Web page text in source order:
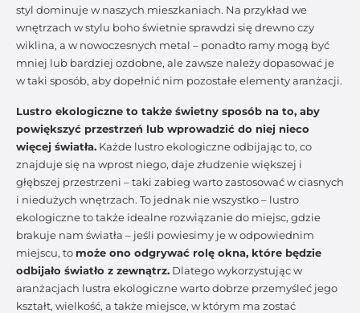
styl dominuje w naszych mieszkaniach. Na przykład we
wnętrzach w stylu boho świetnie sprawdzi się drewno czy
wiklina, a w nowoczesnych metal – ponadto ramy mogą być
mniej lub bardziej ozdobne, ale zawsze należy dopasować je
w taki sposób, aby dopełnić nim pozostałe elementy aranżacji.
Lustro ekologiczne to także świetny sposób na to, aby
powiększyć przestrzeń lub wprowadzić do niej nieco
więcej światła. Każde lustro ekologiczne odbijając to, co
znajduje się na wprost niego, daje złudzenie większej i
głębszej przestrzeni – taki zabieg warto zastosować w ciasnych
i niedużych wnętrzach. To jednak nie wszystko – lustro
ekologiczne to także idealne rozwiązanie do miejsc, gdzie
brakuje nam światła – jeśli powiesimy je w odpowiednim
miejscu, to może ono odgrywać rolę okna, które będzie
odbijało światło z zewnątrz. Dlatego wykorzystując w
aranżacjach lustra ekologiczne warto dobrze przemyśleć jego
kształt, wielkość, a także miejsce, w którym ma zostać